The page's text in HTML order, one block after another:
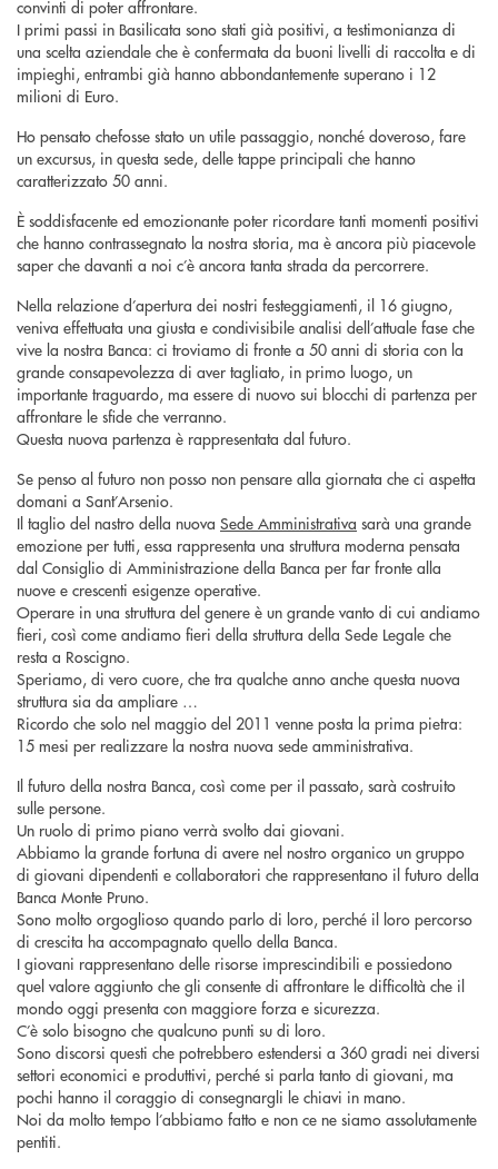
convinti di poter affrontare.
I primi passi in Basilicata sono stati già positivi, a testimonianza di
una scelta aziendale che è confermata da buoni livelli di raccolta e di
impieghi, entrambi già hanno abbondantemente superano i 12
milioni di Euro.
Ho pensato chefosse stato un utile passaggio, nonché doveroso, fare
un excursus, in questa sede, delle tappe principali che hanno
caratterizzato 50 anni.
È soddisfacente ed emozionante poter ricordare tanti momenti positivi
che hanno contrassegnato la nostra storia, ma è ancora più piacevole
saper che davanti a noi c’è ancora tanta strada da percorrere.
Nella relazione d’apertura dei nostri festeggiamenti, il 16 giugno,
veniva effettuata una giusta e condivisibile analisi dell’attuale fase che
vive la nostra Banca: ci troviamo di fronte a 50 anni di storia con la
grande consapevolezza di aver tagliato, in primo luogo, un
importante traguardo, ma essere di nuovo sui blocchi di partenza per
affrontare le sfide che verranno.
Questa nuova partenza è rappresentata dal futuro.
Se penso al futuro non posso non pensare alla giornata che ci aspetta
domani a Sant’Arsenio.
Il taglio del nastro della nuova Sede Amministrativa sarà una grande
emozione per tutti, essa rappresenta una struttura moderna pensata
dal Consiglio di Amministrazione della Banca per far fronte alla
nuove e crescenti esigenze operative.
Operare in una struttura del genere è un grande vanto di cui andiamo
fieri, così come andiamo fieri della struttura della Sede Legale che
resta a Roscigno.
Speriamo, di vero cuore, che tra qualche anno anche questa nuova
struttura sia da ampliare …
Ricordo che solo nel maggio del 2011 venne posta la prima pietra:
15 mesi per realizzare la nostra nuova sede amministrativa.
Il futuro della nostra Banca, così come per il passato, sarà costruito
sulle persone.
Un ruolo di primo piano verrà svolto dai giovani.
Abbiamo la grande fortuna di avere nel nostro organico un gruppo
di giovani dipendenti e collaboratori che rappresentano il futuro della
Banca Monte Pruno.
Sono molto orgoglioso quando parlo di loro, perché il loro percorso
di crescita ha accompagnato quello della Banca.
I giovani rappresentano delle risorse imprescindibili e possiedono
quel valore aggiunto che gli consente di affrontare le difficoltà che il
mondo oggi presenta con maggiore forza e sicurezza.
C’è solo bisogno che qualcuno punti su di loro.
Sono discorsi questi che potrebbero estendersi a 360 gradi nei diversi
settori economici e produttivi, perché si parla tanto di giovani, ma
pochi hanno il coraggio di consegnargli le chiavi in mano.
Noi da molto tempo l’abbiamo fatto e non ce ne siamo assolutamente
pentiti.